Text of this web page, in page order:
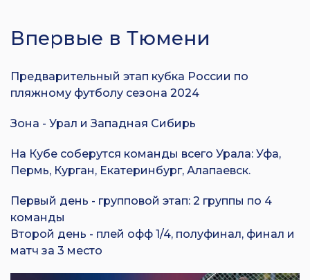
Впервые в Тюмени
Предварительный этап кубка России по
пляжному футболу сезона 2024
Зона - Урал и Западная Сибирь
На Кубе соберутся команды всего Урала: Уфа,
Пермь, Курган, Екатеринбург, Алапаевск.
Первый день - групповой этап: 2 группы по 4
команды
Второй день - плей офф 1/4, полуфинал, финал и
матч за 3 место